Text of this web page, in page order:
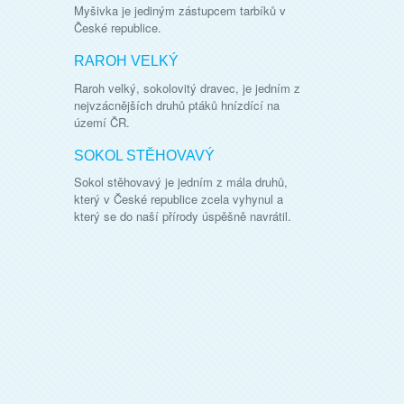
Myšivka je jediným zástupcem tarbíků v
České republice.
RAROH VELKÝ
Raroh velký, sokolovitý dravec, je jedním z
nejvzácnějších druhů ptáků hnízdící na
území ČR.
SOKOL STĚHOVAVÝ
Sokol stěhovavý je jedním z mála druhů,
který v České republice zcela vyhynul a
který se do naší přírody úspěšně navrátil.